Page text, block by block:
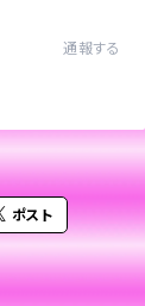
通報する
ポスト